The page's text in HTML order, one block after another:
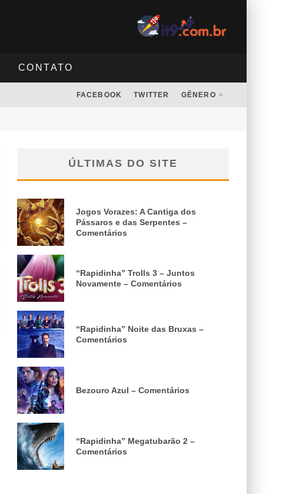
CONTATO
FACEBOOK TWITTER GÊNERO
ÚLTIMAS DO SITE
Jogos Vorazes: A Cantiga dos
Pássaros e das Serpentes –
Comentários
“Rapidinha” Trolls 3 – Juntos
Novamente – Comentários
“Rapidinha” Noite das Bruxas –
Comentários
Bezouro Azul – Comentários
“Rapidinha” Megatubarão 2 –
Comentários